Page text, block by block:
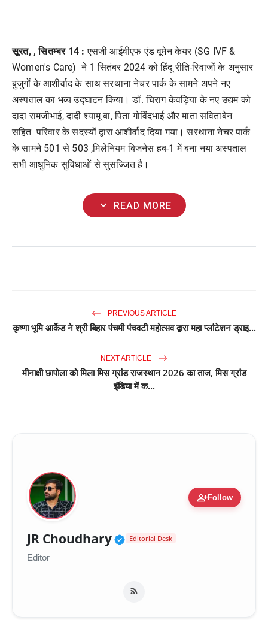
सूरत, , सितम्बर 14 :एसजी आईवीएफ एंड वूमेन केयर (SG IVF &
Women's Care) ने 1 सितंबर 2024 को हिंदू रीति-रिवाजों के अनुसार
बुजुर्गों के आशीर्वाद के साथ सरथाना नेचर पार्क के सामने अपने नए
अस्पताल का भव्य उद्घाटन किया। डॉ. चिराग केवड़िया के नए उद्यम को
दादा रामजीभाई, दादी श्यामू बा, पिता गोविंदभाई और माता सविताबेन
सहित परिवार के सदस्यों द्वारा आशीर्वाद दिया गया। सरथाना नेचर पार्क
के सामने 501 से 503 ,मिलेनियम बिजनेस हब-1 में बना नया अस्पताल
सभी आधुनिक सुविधाओं से सुसज्जित है।
expand_more READ MORE
PREVIOUS ARTICLE
कृष्णा भूमि आर्केड ने श्री बिहार पंचमी पंचवटी महोत्सव द्वारा महा प्लांटेशन ड्राइ...
NEXT ARTICLE
मीनाक्षी छापोला को मिला मिस ग्रांड राजस्थान 2026 का ताज, मिस ग्रांड
इंडिया में क...
person_addFollow
JR Choudhary Verified Public Figure
Editorial Desk
Editor